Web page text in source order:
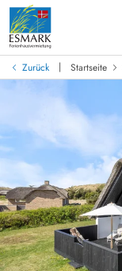
Zurück | Startseite